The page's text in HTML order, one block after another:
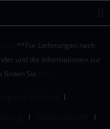
**Für Lieferungen nach
und die Informationen zur
finden Sie